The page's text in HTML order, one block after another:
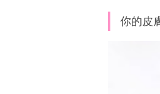
你的皮